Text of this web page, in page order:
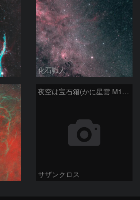
化石職人
夜空は宝石箱(かに星雲 M1) Seestar50
サザンクロス